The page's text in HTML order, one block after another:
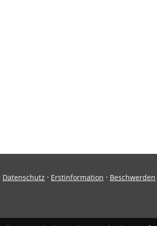
Datenschutz · Erstinformation · Beschwerden